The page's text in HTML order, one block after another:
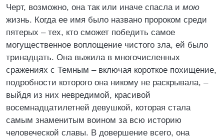
Черт, возможно, она так или иначе спасла и мою
жизнь. Когда ее имя было названо пророком среди
пятерых – тех, кто сможет победить самое
могущественное воплощение чистого зла, ей было
тринадцать. Она выжила в многочисленных
сражениях с Темным – включая короткое похищение,
подробности которого она никому не раскрывала, –
выйдя из них невредимой, красивой
восемнадцатилетней девушкой, которая стала
самым знаменитым воином за всю историю
человеческой славы. В довершение всего, она